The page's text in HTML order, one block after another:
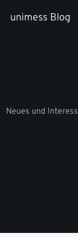
Inhaltunimess Blog
Neues und